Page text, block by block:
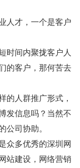
才，一个是客户
间内聚拢客户人
的客户，那何苦去
人群推广形式，
发信息吗？当然不
公司协助。
多优秀的深圳网
站建设，网络营销